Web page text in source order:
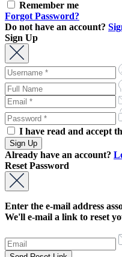
Remember me
Forgot Password?
Do not have an account?
Sign Up
I have read and accept
Already have an account?
Reset Password
Enter the e-mail address
We'll e-mail a link to reset